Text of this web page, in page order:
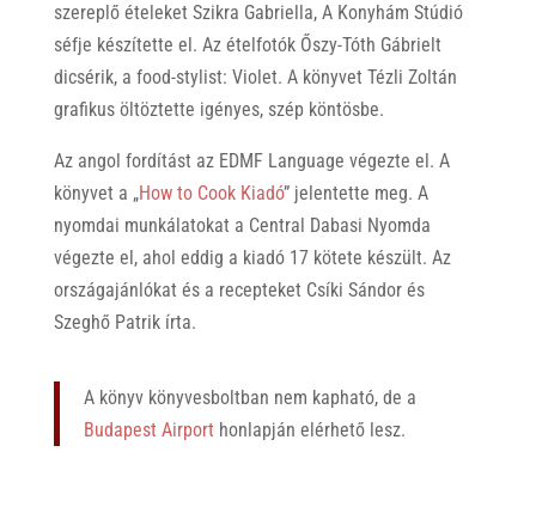
szereplő ételeket Szikra Gabriella, A Konyhám Stúdió
séfje készítette el. Az ételfotók Őszy-Tóth Gábrielt
dicsérik, a food-stylist: Violet. A könyvet Tézli Zoltán
grafikus öltöztette igényes, szép köntösbe.
Az angol fordítást az EDMF Language végezte el. A
könyvet a „How to Cook Kiadó” jelentette meg. A
nyomdai munkálatokat a Central Dabasi Nyomda
végezte el, ahol eddig a kiadó 17 kötete készült. Az
országajánlókat és a recepteket Csíki Sándor és
Szeghő Patrik írta.
A könyv könyvesboltban nem kapható, de a
Budapest Airport honlapján elérhető lesz.